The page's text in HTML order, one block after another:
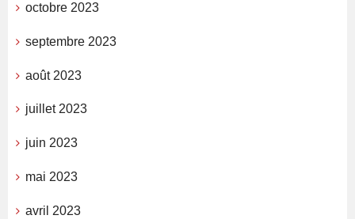
octobre 2023
septembre 2023
août 2023
juillet 2023
juin 2023
mai 2023
avril 2023